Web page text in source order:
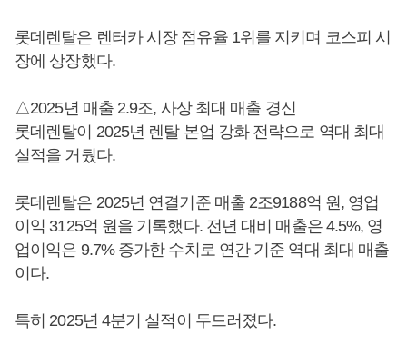
롯데렌탈은 렌터카 시장 점유율 1위를 지키며 코스피 시
장에 상장했다.
△2025년 매출 2.9조, 사상 최대 매출 경신
롯데렌탈이 2025년 렌탈 본업 강화 전략으로 역대 최대
실적을 거뒀다.
롯데렌탈은 2025년 연결기준 매출 2조9188억 원, 영업
이익 3125억 원을 기록했다. 전년 대비 매출은 4.5%, 영
업이익은 9.7% 증가한 수치로 연간 기준 역대 최대 매출
이다.
특히 2025년 4분기 실적이 두드러졌다.